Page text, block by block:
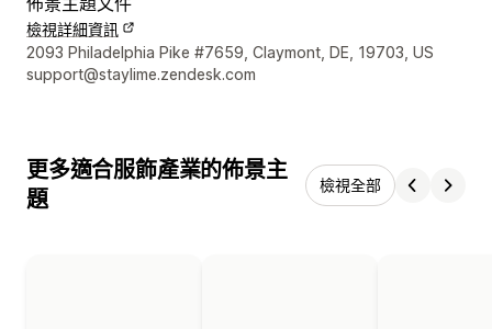
檢視詳細資訊
設計者聯絡詳細資訊
2093 Philadelphia Pike #7659, Claymont, DE, 19703, US
support@staylime.zendesk.com
更多適合服飾產業的佈景主
題
檢視全部